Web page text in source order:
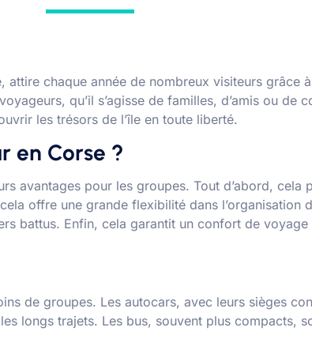
chaque année de nombreux visiteurs grâce
qu’il s’agisse de familles, d’amis ou de
les trésors de l’île en toute liberté.
en Corse ?
avantages pour les groupes. Tout d’abord,
offre une grande flexibilité dans l’organisation
battus. Enfin, cela garantit un confort de
de groupes. Les autocars, avec leurs sièges
longs trajets. Les bus, souvent plus compacts,